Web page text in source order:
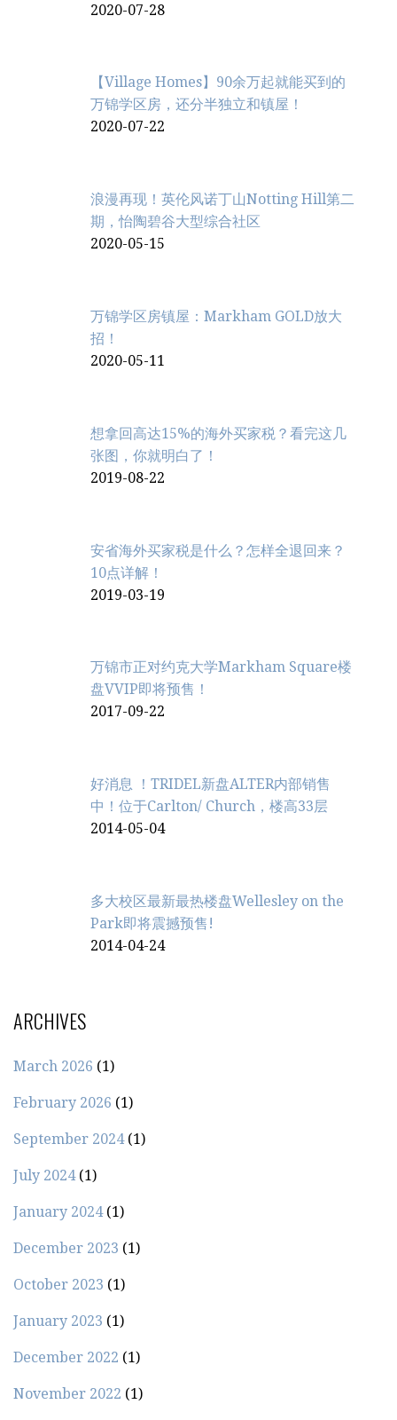
2020-07-28
【Village Homes】90余万起就能买到的
万锦学区房，还分半独立和镇屋！
2020-07-22
浪漫再现！英伦风诺丁山Notting Hill第二
期，怡陶碧谷大型综合社区
2020-05-15
万锦学区房镇屋：Markham GOLD放大
招！
2020-05-11
想拿回高达15%的海外买家税？看完这几
张图，你就明白了！
2019-08-22
安省海外买家税是什么？怎样全退回来？
10点详解！
2019-03-19
万锦市正对约克大学Markham Square楼
盘VVIP即将预售！
2017-09-22
好消息 ！TRIDEL新盘ALTER内部销售
中！位于Carlton/ Church，楼高33层
2014-05-04
多大校区最新最热楼盘Wellesley on the
Park即将震撼预售!
2014-04-24
ARCHIVES
March 2026 (1)
February 2026 (1)
September 2024(1)
July 2024(1)
January 2024(1)
December 2023 (1)
October 2023 (1)
January 2023 (1)
December 2022 (1)
November 2022 (1)